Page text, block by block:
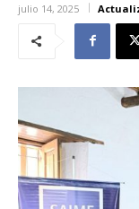
julio 14, 2025